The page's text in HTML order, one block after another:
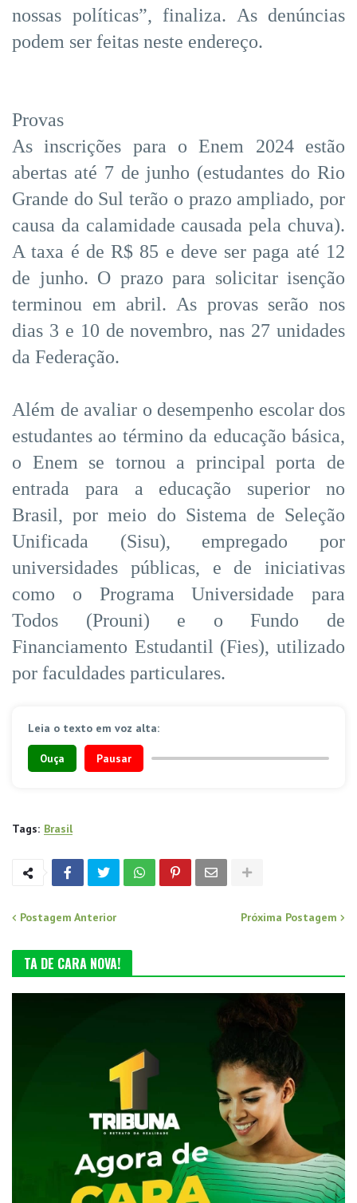
nossas políticas”, finaliza. As denúncias
podem ser feitas neste endereço.
Provas
As inscrições para o Enem 2024 estão
abertas até 7 de junho (estudantes do Rio
Grande do Sul terão o prazo ampliado, por
causa da calamidade causada pela chuva).
A taxa é de R$ 85 e deve ser paga até 12
de junho. O prazo para solicitar isenção
terminou em abril. As provas serão nos
dias 3 e 10 de novembro, nas 27 unidades
da Federação.
Além de avaliar o desempenho escolar dos
estudantes ao término da educação básica,
o Enem se tornou a principal porta de
entrada para a educação superior no
Brasil, por meio do Sistema de Seleção
Unificada (Sisu), empregado por
universidades públicas, e de iniciativas
como o Programa Universidade para
Todos (Prouni) e o Fundo de
Financiamento Estudantil (Fies), utilizado
por faculdades particulares.
Leia o texto em voz alta:
Ouça Pausar
Tags: Brasil
Postagem Anterior Próxima Postagem
TA DE CARA NOVA!